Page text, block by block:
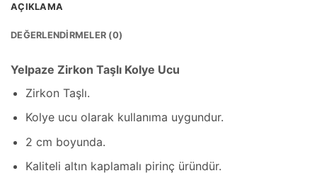
AÇIKLAMA
DEĞERLENDIRMELER (0)
Yelpaze Zirkon Taşlı Kolye Ucu
Zirkon Taşlı.
Kolye ucu olarak kullanıma uygundur.
2 cm boyunda.
Kaliteli altın kaplamalı pirinç üründür.